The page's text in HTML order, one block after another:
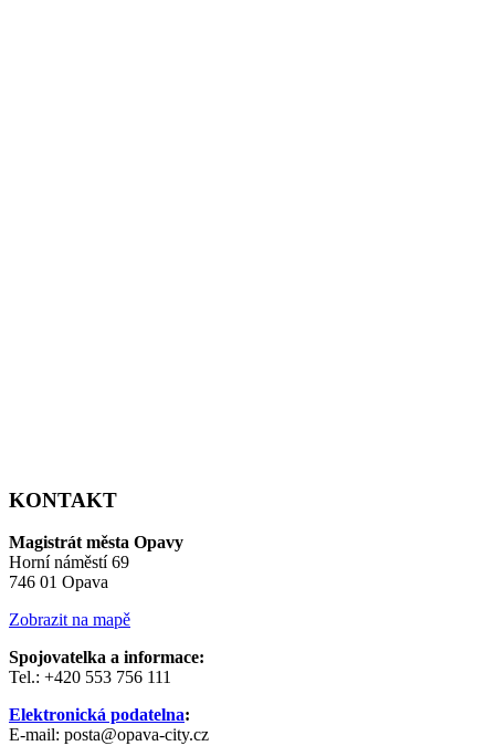
KONTAKT
Magistrát města Opavy
Horní náměstí 69
746 01 Opava
Zobrazit na mapě
Spojovatelka a informace:
Tel.: +420 553 756 111
Elektronická podatelna:
E-mail: posta@opava-city.cz